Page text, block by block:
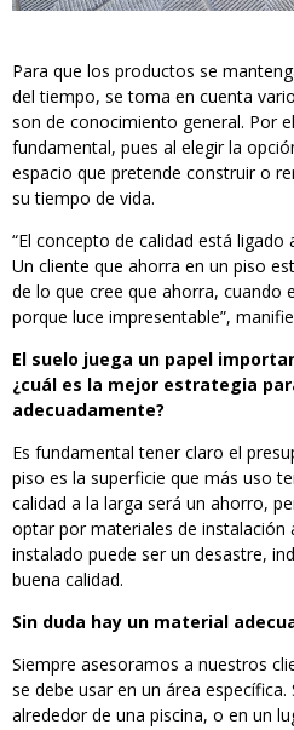
Para que los productos se
del tiempo, se toma en cuenta
son de conocimiento general. Por
fundamental, pues al elegir la
espacio que pretende construir o
su tiempo de vida.
“El concepto de calidad está
Un cliente que ahorra en un piso
de lo que cree que ahorra, cuando
porque luce impresentable”,
El suelo juega un papel
¿cuál es la mejor estrategia
adecuadamente?
Es fundamental tener claro el
piso es la superficie que más uso
calidad a la larga será un ahorro,
optar por materiales de instalación
instalado puede ser un desastre,
buena calidad.
Sin duda hay un material
Siempre asesoramos a nuestros
se debe usar en un área
alrededor de una piscina, o en un